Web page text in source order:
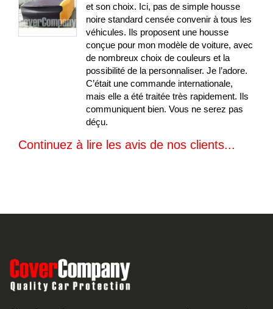
et son choix. Ici, pas de simple housse
noire standard censée convenir à tous les
véhicules. Ils proposent une housse
conçue pour mon modèle de voiture, avec
de nombreux choix de couleurs et la
possibilité de la personnaliser. Je l’adore.
C’était une commande internationale,
mais elle a été traitée très rapidement. Ils
communiquent bien. Vous ne serez pas
déçu.
Continuez à lire les avis de nos clients...